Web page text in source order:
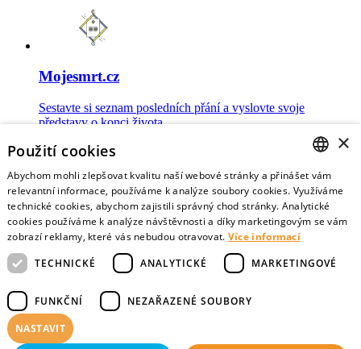
Mojesmrt.cz
Sestavte si seznam posledních přání a vyslovte svoje
představy o konci života
Data o umírání
Nejnovější data o postojích veřejnosti a zdravotníků k umírání
Virtuální vzpomínky
CZECH
ENGLISH
×
Použití cookies
Abychom mohli zlepšovat kvalitu naší webové stránky a přinášet vám
relevantní informace, používáme k analýze soubory cookies. Využíváme
technické cookies, abychom zajistili správný chod stránky. Analytické
cookies používáme k analýze návštěvnosti a díky marketingovým se vám
zobrazí reklamy, které vás nebudou otravovat. Více informací
TECHNICKÉ
ANALYTICKÉ MARKETINGOVÉ
FUNKČNÍ NEZAŘAZENÉ SOUBORY
NASTAVIT